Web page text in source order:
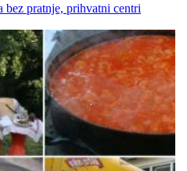
bez pratnje, prihvatni centri